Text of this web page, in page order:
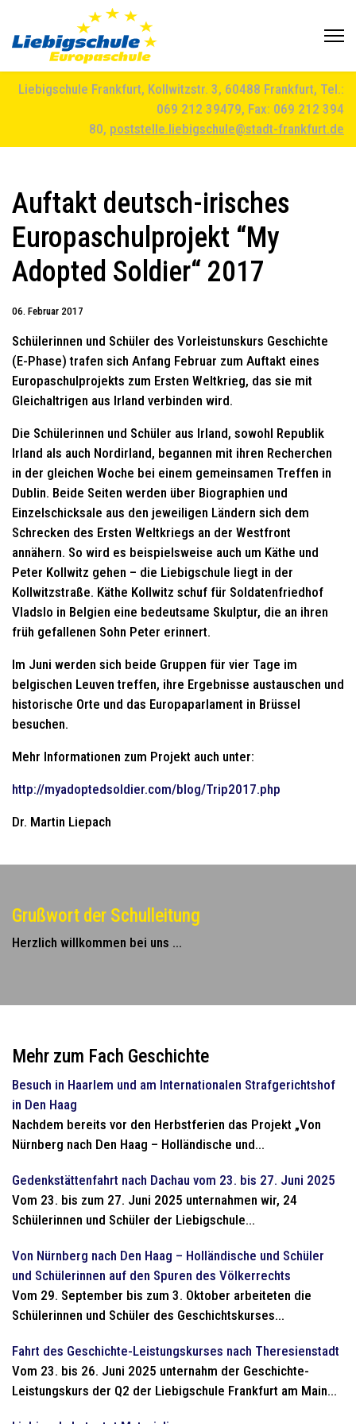
Liebigschule Frankfurt, Kollwitzstr. 3, 60488 Frankfurt, Tel.:
069 212 39479, Fax: 069 212 394
80, poststelle.liebigschule@stadt-frankfurt.de
Auftakt deutsch-irisches
Europaschulprojekt “My
Adopted Soldier“ 2017
06. Februar 2017
Schülerinnen und Schüler des Vorleistunskurs Geschichte
(E-Phase) trafen sich Anfang Februar zum Auftakt eines
Europaschulprojekts zum Ersten Weltkrieg, das sie mit
Gleichaltrigen aus Irland verbinden wird.
Die Schülerinnen und Schüler aus Irland, sowohl Republik
Irland als auch Nordirland, begannen mit ihren Recherchen
in der gleichen Woche bei einem gemeinsamen Treffen in
Dublin. Beide Seiten werden über Biographien und
Einzelschicksale aus den jeweiligen Ländern sich dem
Schrecken des Ersten Weltkriegs an der Westfront
annähern. So wird es beispielsweise auch um Käthe und
Peter Kollwitz gehen – die Liebigschule liegt in der
Kollwitzstraße. Käthe Kollwitz schuf für Soldatenfriedhof
Vladslo in Belgien eine bedeutsame Skulptur, die an ihren
früh gefallenen Sohn Peter erinnert.
Im Juni werden sich beide Gruppen für vier Tage im
belgischen Leuven treffen, ihre Ergebnisse austauschen und
historische Orte und das Europaparlament in Brüssel
besuchen.
Mehr Informationen zum Projekt auch unter:
http://myadoptedsoldier.com/blog/Trip2017.php
Dr. Martin Liepach
Grußwort der Schulleitung
Herzlich willkommen bei uns ...
Mehr zum Fach Geschichte
Besuch in Haarlem und am Internationalen Strafgerichtshof
in Den Haag
Nachdem bereits vor den Herbstferien das Projekt „Von
Nürnberg nach Den Haag – Holländische und...
Gedenkstättenfahrt nach Dachau vom 23. bis 27. Juni 2025
Vom 23. bis zum 27. Juni 2025 unternahmen wir, 24
Schülerinnen und Schüler der Liebigschule...
Von Nürnberg nach Den Haag – Holländische und Schüler
und Schülerinnen auf den Spuren des Völkerrechts
Vom 29. September bis zum 3. Oktober arbeiteten die
Schülerinnen und Schüler des Geschichtskurses...
Fahrt des Geschichte-Leistungskurses nach Theresienstadt
Vom 23. bis 26. Juni 2025 unternahm der Geschichte-
Leistungskurs der Q2 der Liebigschule Frankfurt am Main...